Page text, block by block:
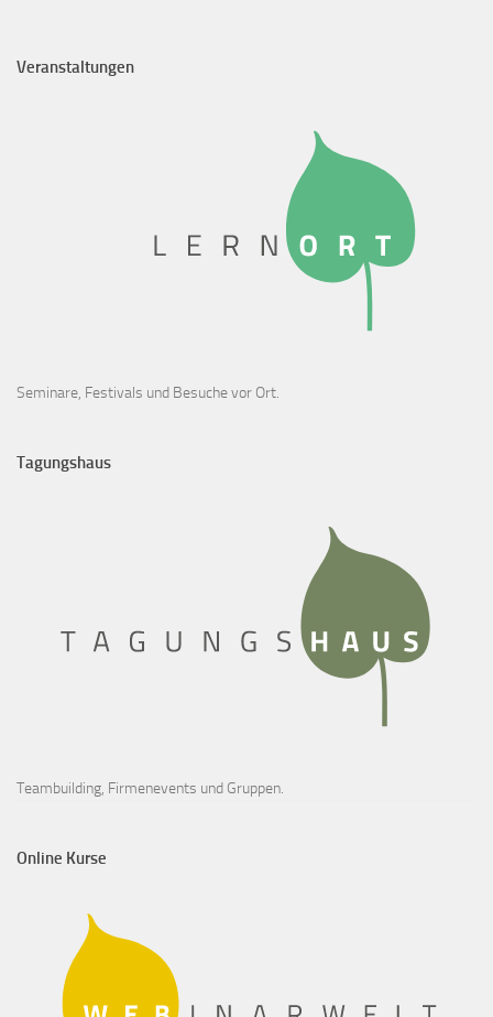
Veranstaltungen
Seminare, Festivals und Besuche vor Ort.
Tagungshaus
Teambuilding, Firmenevents und Gruppen.
Online Kurse